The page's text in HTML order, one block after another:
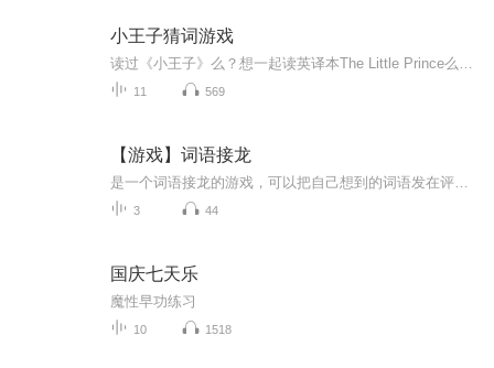
小王子猜词游戏
11 569
【游戏】词语接龙
3 44
国庆七天乐
魔性早功练习
10 1518